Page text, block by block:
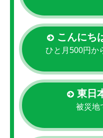
こんにち
ひと月500円か
東日
被災地